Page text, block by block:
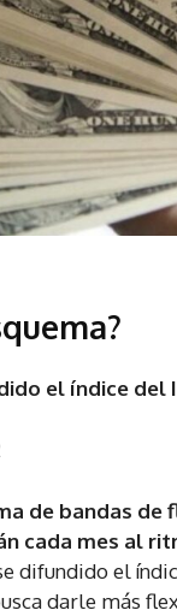
el índice del
de bandas
cada mes al
difundido el
darle más